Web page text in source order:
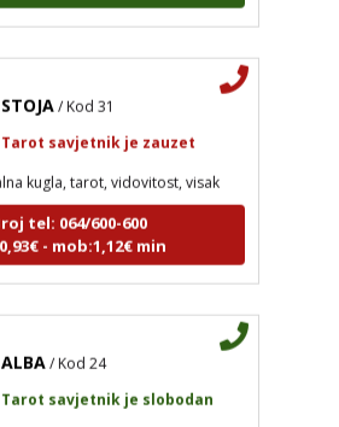
Tarot savjetnik je zauzet
kugla, tarot, vidovitost, visak
tel: 064/600-600
- mob:1,12€ min
karte, crowley, visak,